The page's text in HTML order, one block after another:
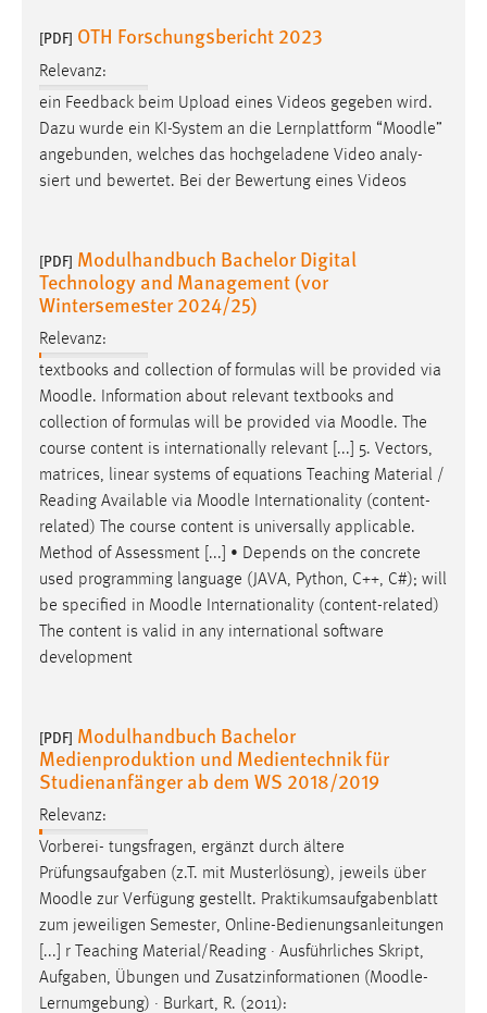
[PDF] OTH Forschungsbericht 2023
Relevanz:
ein Feedback beim Upload eines Videos gegeben wird.
Dazu wurde ein KI-System an die Lernplattform “Moodle”
angebunden, welches das hochgeladene Video analy-
siert und bewertet. Bei der Bewertung eines Videos
[PDF] Modulhandbuch Bachelor Digital
Technology and Management (vor
Wintersemester 2024/25)
Relevanz:
textbooks and collection of formulas will be provided via
Moodle. Information about relevant textbooks and
collection of formulas will be provided via Moodle. The
course content is internationally relevant [...] 5. Vectors,
matrices, linear systems of equations Teaching Material /
Reading Available via Moodle Internationality (content-
related) The course content is universally applicable.
Method of Assessment [...] • Depends on the concrete
used programming language (JAVA, Python, C++, C#); will
be specified in Moodle Internationality (content-related)
The content is valid in any international software
development
[PDF] Modulhandbuch Bachelor
Medienproduktion und Medientechnik für
Studienanfänger ab dem WS 2018/2019
Relevanz:
Vorberei- tungsfragen, ergänzt durch ältere
Prüfungsaufgaben (z.T. mit Musterlösung), jeweils über
Moodle zur Verfügung gestellt. Praktikumsaufgabenblatt
zum jeweiligen Semester, Online-Bedienungsanleitungen
[...] r Teaching Material/Reading · Ausführliches Skript,
Aufgaben, Übungen und Zusatzinformationen (Moodle-
Lernumgebung) · Burkart, R. (2011):